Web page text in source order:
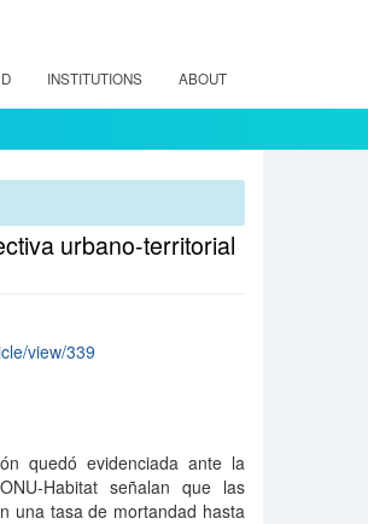
INSTITUTIONS ABOUT
urbano-territorial
view/339
quedó evidenciada ante la
Habitat señalan que las
una tasa de mortandad hasta